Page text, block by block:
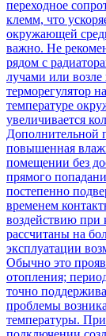
переходное
клемм, что
окружающей
важно. Не
рядом с
лучами или возле
терморегулятор
температуре
увеличивается
Дополнительной
повышенная
помещении без
прямого
постепенно
временем
воздействию при
рассчитаны на
эксплуатации
Обычно это
отопления;
точно
проблемы
температуры.